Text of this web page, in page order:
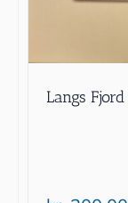
Langs